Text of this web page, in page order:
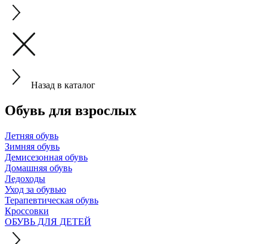
Назад в каталог
Обувь для взрослых
Летняя обувь
Зимняя обувь
Демисезонная обувь
Домашняя обувь
Ледоходы
Уход за обувью
Терапевтическая обувь
Кроссовки
ОБУВЬ ДЛЯ ДЕТЕЙ